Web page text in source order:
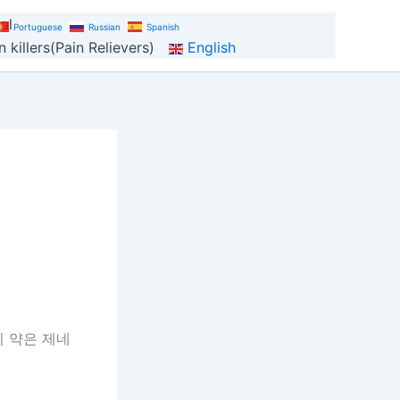
killers(Pain Relievers)
English
약은 제네
Portuguese Russian Spanish